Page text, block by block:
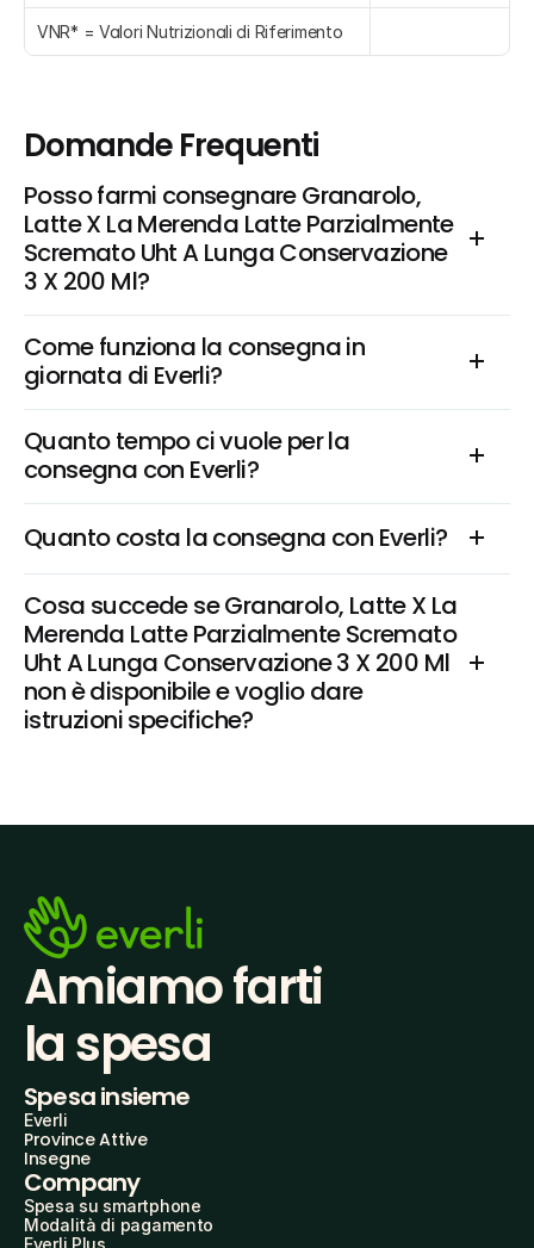
VNR* = Valori Nutrizionali di Riferimento
Domande Frequenti
Posso farmi consegnare Granarolo,
Latte X La Merenda Latte Parzialmente
Scremato Uht A Lunga Conservazione
3 X 200 Ml?
Come funziona la consegna in
giornata di Everli?
Quanto tempo ci vuole per la
consegna con Everli?
Quanto costa la consegna con Everli?
Cosa succede se Granarolo, Latte X La
Merenda Latte Parzialmente Scremato
Uht A Lunga Conservazione 3 X 200 Ml
non è disponibile e voglio dare
istruzioni specifiche?
Amiamo farti
la spesa
Spesa insieme
Everli
Province Attive
Insegne
Company
Spesa su smartphone
Modalità di pagamento